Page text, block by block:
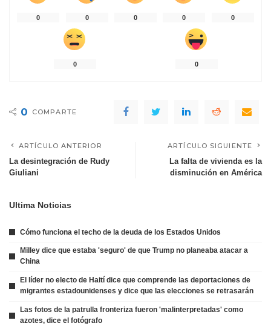
0 0 0 0 0
0 0
0 COMPARTE
ARTÍCULO ANTERIOR
La desintegración de Rudy
Giuliani
ARTÍCULO SIGUIENTE
La falta de vivienda es la
disminución en América
Ultima Noticias
Cómo funciona el techo de la deuda de los Estados Unidos
Milley dice que estaba 'seguro' de que Trump no planeaba atacar a
China
El líder no electo de Haití dice que comprende las deportaciones de
migrantes estadounidenses y dice que las elecciones se retrasarán
Las fotos de la patrulla fronteriza fueron 'malinterpretadas' como
azotes, dice el fotógrafo